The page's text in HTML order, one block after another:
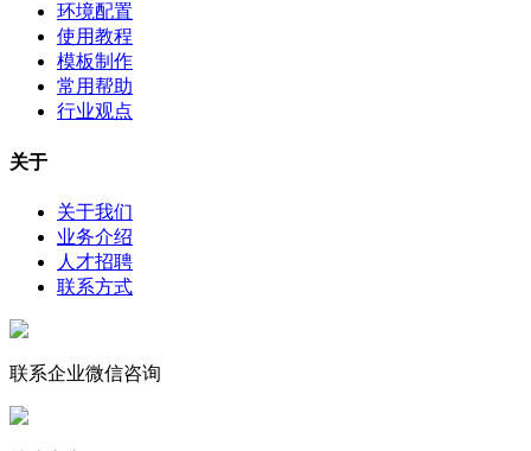
环境配置
使用教程
模板制作
常用帮助
行业观点
关于
关于我们
业务介绍
人才招聘
联系方式
联系企业微信咨询